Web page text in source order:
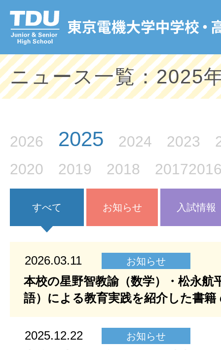
ニュース一覧：2025
2026 2025 2024 2023
2020
2019 2018 2017
すべて お知らせ 入試情報
2026.03.11 お知らせ
本校の星野智教諭（数学）・松永航
語）による教育実践を紹介した書籍
2025.12.22 お知らせ